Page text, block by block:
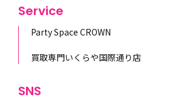
Service
Party Space CROWN
買取専門いくらや国際通り店
SNS